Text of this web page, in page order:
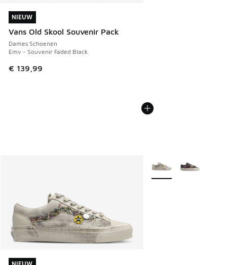
NIEUW
Vans Old Skool Souvenir Pack
Dames Schoenen
Emv - Souvenir Faded Black
€ 139,99
NIEUW
Meer kleuren